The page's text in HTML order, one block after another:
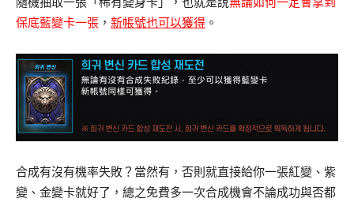
保底藍變卡一張 ， 新帳號也可以獲得 。
合成有沒有機率失敗？當然有，否則就直接給你一張紅變、紫
變、金變卡就好了，總之免費多一次合成機會不論成功與否都